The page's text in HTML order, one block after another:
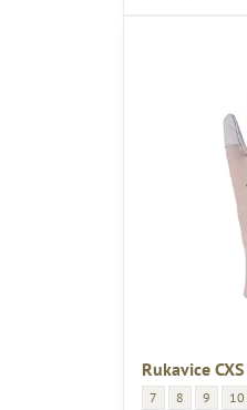
Rukavice CXS
Rukavice CXS
7 Rukavice
8 9 10